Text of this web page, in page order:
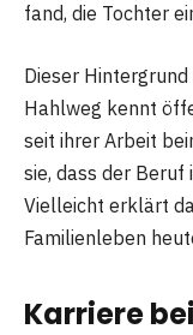
fand, die Tochter
Dieser
Hahlweg kennt
seit ihrer Arbeit
sie, dass der Beruf
Vielleicht erklärt
Familienleben
Karriere